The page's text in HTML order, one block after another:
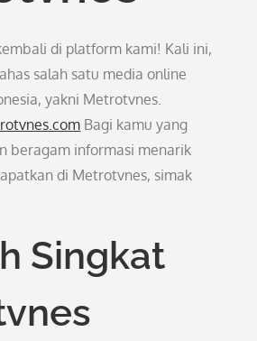
di platform kami! Kali ini,
salah satu media online
yakni Metrotvnes.
Bagi kamu yang
beragam informasi menarik
di Metrotvnes, simak
Singkat